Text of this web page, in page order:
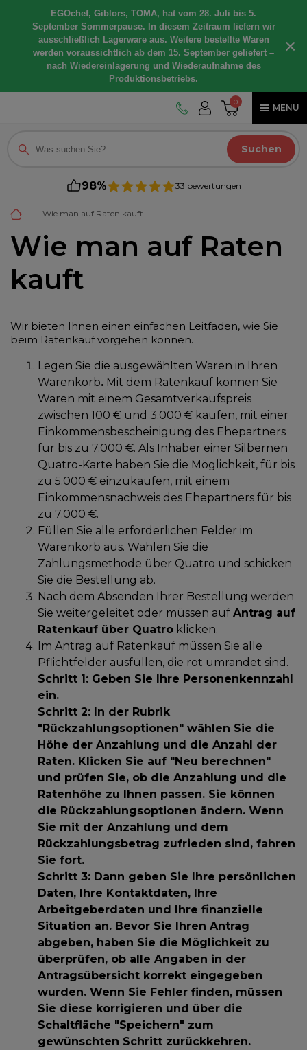
EGOchef, Giblors, TOMA, hat vom 28. Juli bis 5.
September Sommerpause. In diesem Zeitraum liefern wir
ausschließlich Lagerware aus. Weitere bestellte Waren
werden voraussichtlich ab dem 15. September geliefert –
nach Wiedereinlagerung und Wiederaufnahme des
Produktionsbetriebs.
×
0
MENU
Suchen
98% 33 bewertungen
Wie man auf Raten kauft
Wie man auf Raten
kauft
Wir bieten Ihnen einen einfachen Leitfaden, wie Sie
beim Ratenkauf vorgehen können.
Legen Sie die ausgewählten Waren in Ihren
Warenkorb. Mit dem Ratenkauf können Sie
Waren mit einem Gesamtverkaufspreis
zwischen 100 € und 3.000 € kaufen, mit einer
Einkommensbescheinigung des Ehepartners
für bis zu 7.000 €. Als Inhaber einer Silbernen
Quatro-Karte haben Sie die Möglichkeit, für bis
zu 5.000 € einzukaufen, mit einem
Einkommensnachweis des Ehepartners für bis
zu 7.000 €.
Füllen Sie alle erforderlichen Felder im
Warenkorb aus. Wählen Sie die
Zahlungsmethode über Quatro und schicken
Sie die Bestellung ab.
Nach dem Absenden Ihrer Bestellung werden
Sie weitergeleitet oder müssen auf Antrag auf
Ratenkauf über Quatro klicken.
Im Antrag auf Ratenkauf müssen Sie alle
Pflichtfelder ausfüllen, die rot umrandet sind.
Schritt 1: Geben Sie Ihre Personenkennzahl
ein.
Schritt 2: In der Rubrik
"Rückzahlungsoptionen" wählen Sie die
Höhe der Anzahlung und die Anzahl der
Raten. Klicken Sie auf "Neu berechnen"
und prüfen Sie, ob die Anzahlung und die
Ratenhöhe zu Ihnen passen. Sie können
die Rückzahlungsoptionen ändern. Wenn
Sie mit der Anzahlung und dem
Rückzahlungsbetrag zufrieden sind, fahren
Sie fort.
Schritt 3: Dann geben Sie Ihre persönlichen
Daten, Ihre Kontaktdaten, Ihre
Arbeitgeberdaten und Ihre finanzielle
Situation an. Bevor Sie Ihren Antrag
abgeben, haben Sie die Möglichkeit zu
überprüfen, ob alle Angaben in der
Antragsübersicht korrekt eingegeben
wurden. Wenn Sie Fehler finden, müssen
Sie diese korrigieren und über die
Schaltfläche "Speichern" zum
gewünschten Schritt zurückkehren.